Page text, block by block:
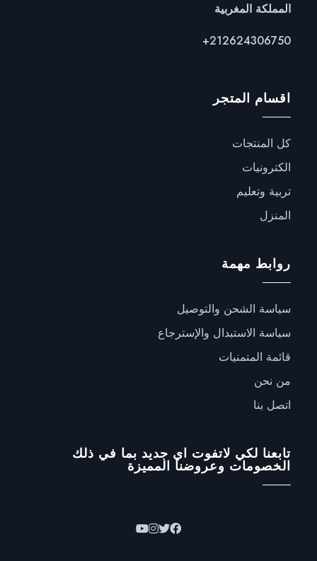
المملكة المغربية
212624306750
+
اقسام المتجر
كل المنتجات
الكترونيات
تربية وتعليم
المنزل
روابط مهمة
سياسة الشحن والتوصيل
سياسة الاستبدال والإسترجاع
قائمة المتمنيات
من نحن
اتصل بنا
تابعنا لكي لاتفوت اي جديد بما في ذلك
الخصومات وعروضنا المميزة